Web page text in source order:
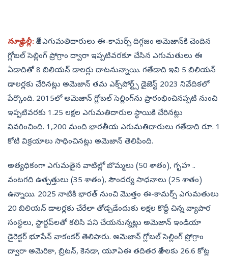
న్యూఢిల్లీ: దేశీ ఎగుమతిదారులు ఈ-కామర్స్‌ దిగ్గజం అమెజాన్‌కి చెందిన
గ్లోబల్‌ సెల్లింగ్‌ ప్రోగ్రాం ద్వారా ఇప్పటివరకూ చేసిన ఎగుమతులు ఈ
ఏడాదితో 8 బిలియన్‌ డాలర్లు దాటనున్నాయి. గతేడాది ఇవి 5 బిలియన్‌
డాలర్లకు చేరినట్లు అమెజాన్‌ తమ ఎక్స్‌పోర్ట్స్‌ డైజెస్ట్‌ 2023 నివేదికలో
పేర్కొంది. 2015లో అమెజాన్‌ గ్లోబల్‌ సెల్లింగ్‌ను ప్రారంభించినప్పటి నుంచి
ఇప్పటివరకు 1.25 లక్షల ఎగుమతిదారుల స్థాయికి చేరినట్లు
వివరించింది. 1,200 మంది భారతీయ ఎగుమతిదారులు గతేడాది రూ. 1
కోటి విక్రయాలు సాధించినట్లు అమెజాన్‌ తెలిపింది.
అత్యధికంగా ఎగుమతైన వాటిల్లో బొమ్మలు (50 శాతం), గృహ ..
వంటగది ఉత్పత్తులు (35 శాతం), సౌందర్య సాధనాలు (25 శాతం)
ఉన్నాయి. 2025 నాటికి భారత్‌ నుంచి మొత్తం ఈ-కామర్స్‌ ఎగుమతులు
20 బిలియన్‌ డాలర్లకు చేరేలా తోడ్పడేందుకు లక్షల కొద్దీ చిన్న వ్యాపార
సంస్థలు, స్టార్టప్‌లతో కలిసి పని చేయనున్నట్లు అమెజాన్‌ ఇండియా
డైరెక్టర్‌ భూపేన్‌ వాకంకర్‌ తెలిపారు. అమెజాన్‌ గ్లోబల్‌ సెల్లింగ్‌ ప్రోగ్రాం
ద్వారా అమెరికా, బ్రిటన్, కెనడా, యూఏఈ తదితర దేశాలకు 26.6 కోట్ల